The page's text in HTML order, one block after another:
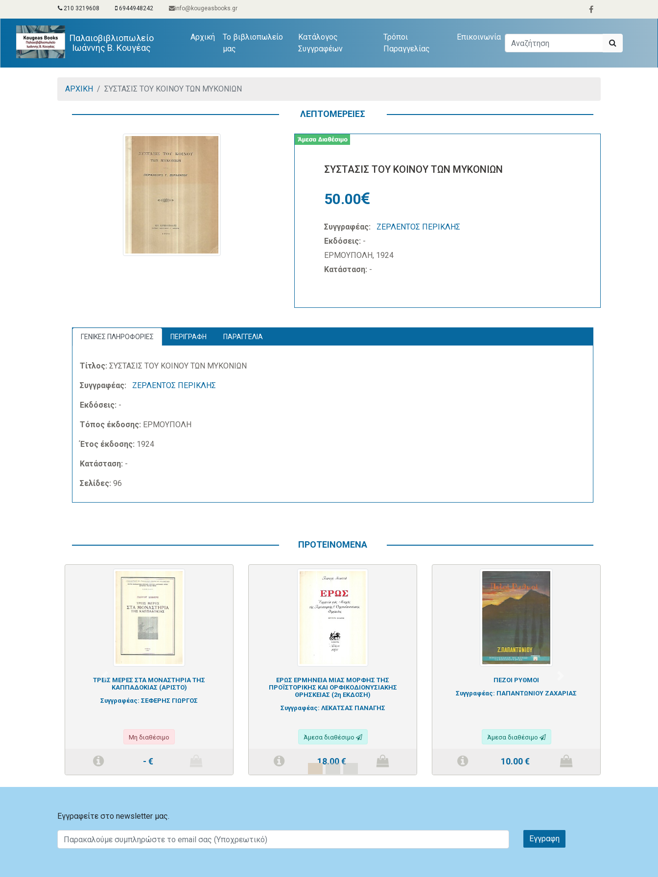
210 3219608 6944948242 info@kougeasbooks.gr
Παλαιοβιβλιοπωλείο
Ιωάννης Β. Κουγέας
Αρχική(current)
Το βιβλιοπωλείο
μας
Κατάλογος
Συγγραφέων
Τρόποι
Παραγγελίας
Επικοινωνία
ΑΡΧΙΚΗ ΣΥΣΤΑΣΙΣ ΤΟΥ ΚΟΙΝΟΥ ΤΩΝ ΜΥΚΟΝΙΩΝ
ΛΕΠΤΟΜΕΡΕΙΕΣ
ΣΥΣΤΑΣΙΣ ΤΟΥ ΚΟΙΝΟΥ ΤΩΝ ΜΥΚΟΝΙΩΝ
50.00
Συγγραφέας:
ΖΕΡΛΕΝΤΟΣ ΠΕΡΙΚΛΗΣ
Εκδόσεις: -
ΕΡΜΟΥΠΟΛΗ, 1924
Κατάσταση: -
ΓΕΝΙΚΕΣ ΠΛΗΡΟΦΟΡΙΕΣ ΠΕΡΙΓΡΑΦΗ ΠΑΡΑΓΓΕΛΙΑ
Τίτλος: ΣΥΣΤΑΣΙΣ ΤΟΥ ΚΟΙΝΟΥ ΤΩΝ ΜΥΚΟΝΙΩΝ
Συγγραφέας: ΖΕΡΛΕΝΤΟΣ ΠΕΡΙΚΛΗΣ
Εκδόσεις: -
Τόπος έκδοσης: ΕΡΜΟΥΠΟΛΗ
Έτος έκδοσης: 1924
Κατάσταση: -
Σελίδες: 96
ΠΡΟΤΕΙΝΟΜΕΝΑ
ΤΡΕΙΣ ΜΕΡΕΣ ΣΤΑ ΜΟΝΑΣΤΗΡΙΑ ΤΗΣ
ΚΑΠΠΑΔΟΚΙΑΣ (ΑΡΙΣΤΟ)
Συγγραφέας: ΣΕΦΕΡΗΣ ΓΙΩΡΓΟΣ
Μη διαθέσιμο
- €
ΕΡΩΣ ΕΡΜΗΝΕΙΑ ΜΙΑΣ ΜΟΡΦΗΣ ΤΗΣ
ΠΡΟΪΣΤΟΡΙΚΗΣ ΚΑΙ ΟΡΦΙΚΟΔΙΟΝΥΣΙΑΚΗΣ
ΘΡΗΣΚΕΙΑΣ (2η ΕΚΔΟΣΗ)
Συγγραφέας: ΛΕΚΑΤΣΑΣ ΠΑΝΑΓΗΣ
Άμεσα διαθέσιμο
18.00€
ΠΕΖΟΙ ΡΥΘΜΟΙ
Συγγραφέας: ΠΑΠΑΝΤΩΝΙΟΥ ΖΑΧΑΡΙΑΣ
Άμεσα διαθέσιμο
10.00€
Previous
Εγγραφείτε στο newsletter μας.
Εγγραφη